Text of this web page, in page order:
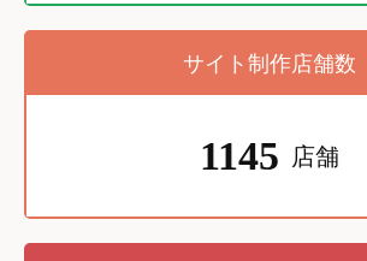
サイト制作店舗数
1145 店舗